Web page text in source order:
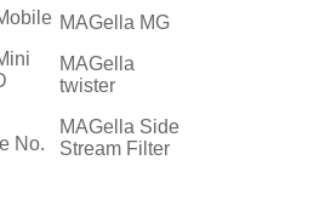
No.
MAGella MG
MAGella
twister
MAGella Side
Stream Filter